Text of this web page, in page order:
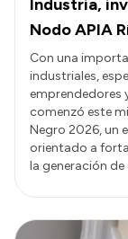
Industria,
Nodo APIA
Con una
industriales,
emprendedores
comenzó este
Negro 2026, un
orientado a
la generación